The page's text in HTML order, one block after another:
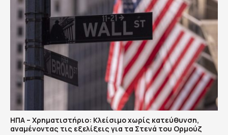
ΗΠΑ – Χρηματιστήριο: Κλείσιμο χωρίς κατεύθυνση,
αναμένοντας τις εξελίξεις για τα Στενά του Ορμούζ